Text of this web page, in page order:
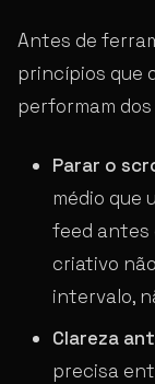
Antes de
princípios que
performam
Parar o
médio que
feed antes
criativo
intervalo,
Clareza
precisa